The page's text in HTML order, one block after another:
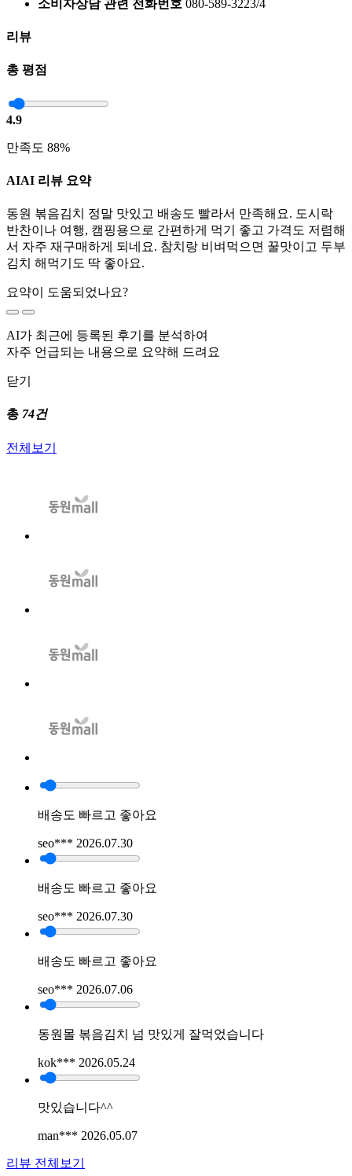
리뷰
총 평점
4.9
만족도 88%
AIAI 리뷰 요약
동원 볶음김치 정말 맛있고 배송도 빨라서 만족해요. 도시락
반찬이나 여행, 캠핑용으로 간편하게 먹기 좋고 가격도 저렴해
서 자주 재구매하게 되네요. 참치랑 비벼먹으면 꿀맛이고 두부
김치 해먹기도 딱 좋아요.
요약이 도움되었나요?
AI가 최근에 등록된 후기를 분석하여
자주 언급되는 내용으로 요약해 드려요
닫기
총 74건
전체보기
배송도 빠르고 좋아요
seo*** 2026.07.30
배송도 빠르고 좋아요
seo*** 2026.07.30
배송도 빠르고 좋아요
seo*** 2026.07.06
동원몰 볶음김치 넘 맛있게 잘먹었습니다
kok*** 2026.05.24
맛있습니다^^
man*** 2026.05.07
리뷰 전체보기